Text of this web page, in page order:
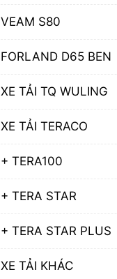
VEAM S80
FORLAND D65 BEN
XE TẢI TQ WULING
XE TẢI TERACO
+ TERA100
+ TERA STAR
+ TERA STAR PLUS
XE TẢI KHÁC